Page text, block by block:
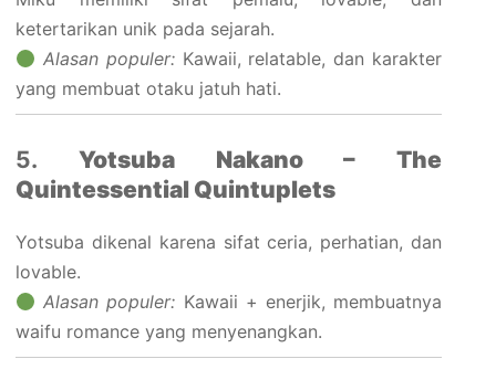
ketertarikan unik pada sejarah.
Alasan populer:Kawaii, relatable, dan karakter
yang membuat otaku jatuh hati.
5. Yotsuba Nakano – The
Quintessential Quintuplets
Yotsuba dikenal karena sifat ceria, perhatian, dan
lovable.
Alasan populer: Kawaii + enerjik, membuatnya
waifu romance yang menyenangkan.